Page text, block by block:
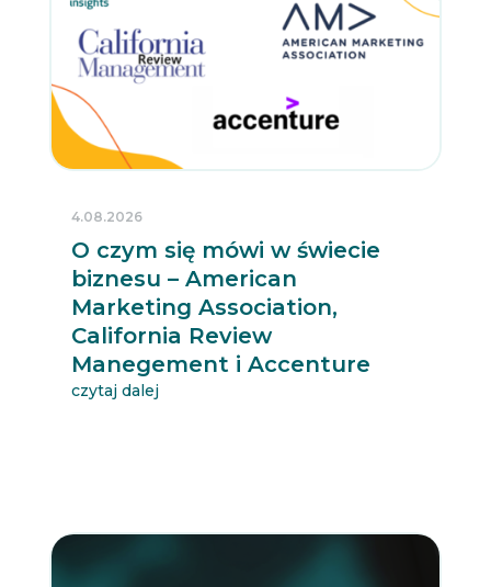
O czym się mówi w świecie
biznesu – American
Marketing Association,
California Review
Manegement i Accenture
4.08.2026
czytaj dalej